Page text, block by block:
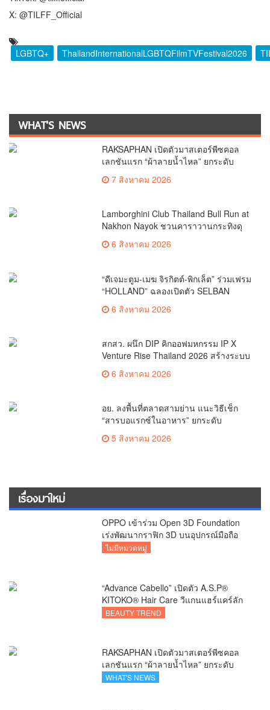
X: @TILFF_Official
LGBTQ+ ThailandInternationalLGBTQFilmTVFestival2026
WHAT'S NEWS
RAKSAPHAN เปิดตัวมาสเตอร์พีซคอล
เลกชันแรก “ผ้าลายน้ำไหล” ยกระดับ
ภูมิปัญญาท้องถิ่นสู่งานศิลป์ระดับสากล
7 สิงหาคม 2026
Lamborghini Club Thailand Bull Run at
Nakhon Nayok ชวนคาราวานกระทิงดุ
สัมผัสธรรมชาติเมืองรอง ณ นครนายก
6 สิงหาคม 2026
“ดีเจมะตูม-เมฆ จิรกิตต์-พิกเล็ต” ร่วมเฟรม
“HOLLAND” ฉลองเปิดตัว SELBAN
เกาหลี
6 สิงหาคม 2026
สกสว. ผนึก DIP คิกออฟมหกรรม IP X
Venture Rise Thailand 2026 สร้างระบบ
กองทุน ววน. เพิ่มคุณค่างานวิจัยไทย
6 สิงหาคม 2026
อย. ลงพื้นที่ตลาดสามย่าน แนะวิธีเช็ก
“สารบอแรกซ์ในอาหาร” ยกระดับ
ตลาดสดปลอดภัยเพื่อผู้บริโภค
5 สิงหาคม 2026
เรื่องมาใหม่
OPPO เข้าร่วม Open 3D Foundation
เร่งพัฒนากราฟิก 3D บนอุปกรณ์มือถือ
ไม่มีหมวดหมู่
“Advance Cabello” เปิดตัว A.S.P®
KITOKO® Hair Care วีแกนแฮร์แคร์ลัก
ชัวรีจากอังกฤษ ยกระดับการดูแลเส้นผม
BEAUTY TREND
RAKSAPHAN เปิดตัวมาสเตอร์พีซคอล
เลกชันแรก “ผ้าลายน้ำไหล” ยกระดับ
ภูมิปัญญาท้องถิ่นสู่งานศิลป์ระดับสากล
WHAT'S NEWS